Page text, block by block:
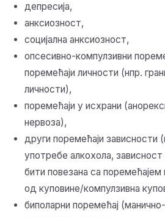
депресија,
анксиозност,
социјална анксиозност,
опсесивно-компулзивни
поремећаји личности (нпр.
личности),
поремећаји у исхрани
нервоза),
други поремећаји зависности
употребе алкохола,
бити повезана са
од куповине/компулзивна
биполарни поремећај